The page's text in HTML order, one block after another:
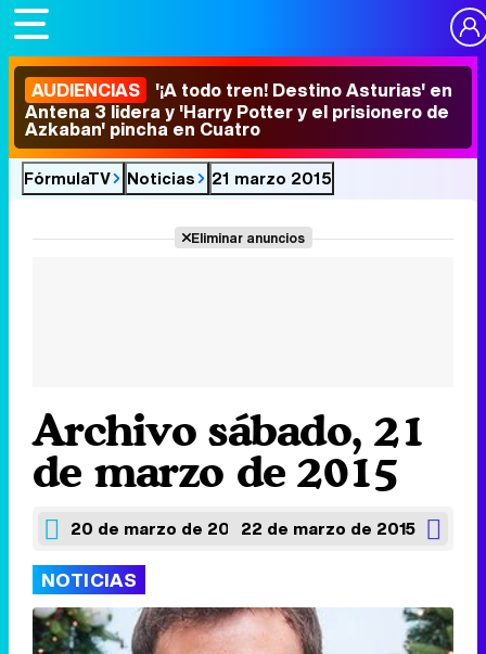
AUDIENCIAS '¡A todo tren! Destino Asturias' en
Antena 3 lidera y 'Harry Potter y el prisionero de
Azkaban' pincha en Cuatro
FórmulaTV Noticias 21 marzo 2015
Eliminar anuncios
Archivo sábado, 21
de marzo de 2015
20 de marzo de 201522 de marzo de 2015
NOTICIAS